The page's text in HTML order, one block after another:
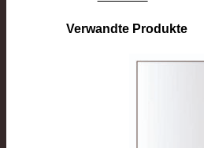
Verwandte Produkte